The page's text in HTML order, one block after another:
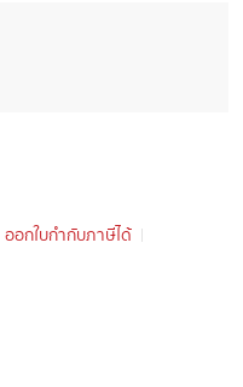
ออกใบกำกับภาษีได้